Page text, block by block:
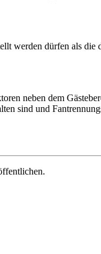
werden dürfen als die
neben dem
sind und